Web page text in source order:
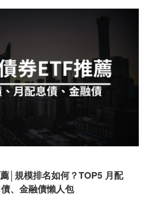
│規模排名如何？TOP5 月配
、金融債懶人包